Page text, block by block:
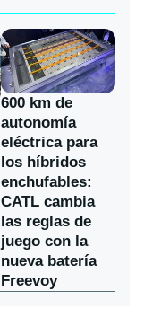
600 km de
autonomía
eléctrica para
los híbridos
enchufables:
CATL cambia
las reglas de
juego con la
nueva batería
Freevoy